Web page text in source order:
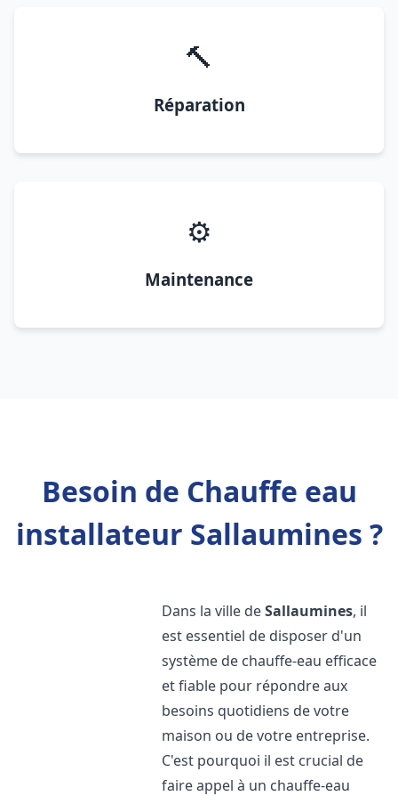
🔨
Réparation
⚙️
Maintenance
Besoin de Chauffe eau
installateur Sallaumines ?
Dans la ville deSallaumines, il
est essentiel de disposer d'un
système de chauffe-eau efficace
et fiable pour répondre aux
besoins quotidiens de votre
maison ou de votre entreprise.
C'est pourquoi il est crucial de
faire appel à un chauffe-eau